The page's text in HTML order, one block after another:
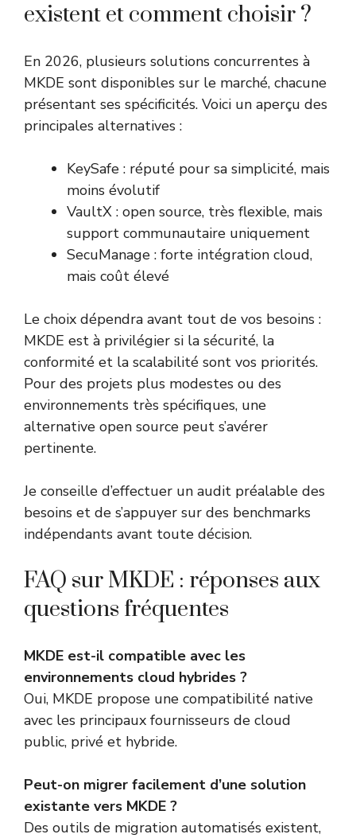
existent et comment choisir ?
En 2026, plusieurs solutions concurrentes à
MKDE sont disponibles sur le marché, chacune
présentant ses spécificités. Voici un aperçu des
principales alternatives :
KeySafe : réputé pour sa simplicité, mais
moins évolutif
VaultX : open source, très flexible, mais
support communautaire uniquement
SecuManage : forte intégration cloud,
mais coût élevé
Le choix dépendra avant tout de vos besoins :
MKDE est à privilégier si la sécurité, la
conformité et la scalabilité sont vos priorités.
Pour des projets plus modestes ou des
environnements très spécifiques, une
alternative open source peut s’avérer
pertinente.
Je conseille d’effectuer un audit préalable des
besoins et de s’appuyer sur des benchmarks
indépendants avant toute décision.
FAQ sur MKDE : réponses aux
questions fréquentes
MKDE est-il compatible avec les
environnements cloud hybrides ?
Oui, MKDE propose une compatibilité native
avec les principaux fournisseurs de cloud
public, privé et hybride.
Peut-on migrer facilement d’une solution
existante vers MKDE ?
Des outils de migration automatisés existent,